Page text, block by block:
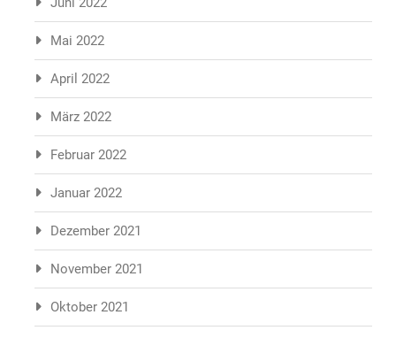
Mai 2022
April 2022
März 2022
Februar 2022
Januar 2022
Dezember 2021
November 2021
Oktober 2021